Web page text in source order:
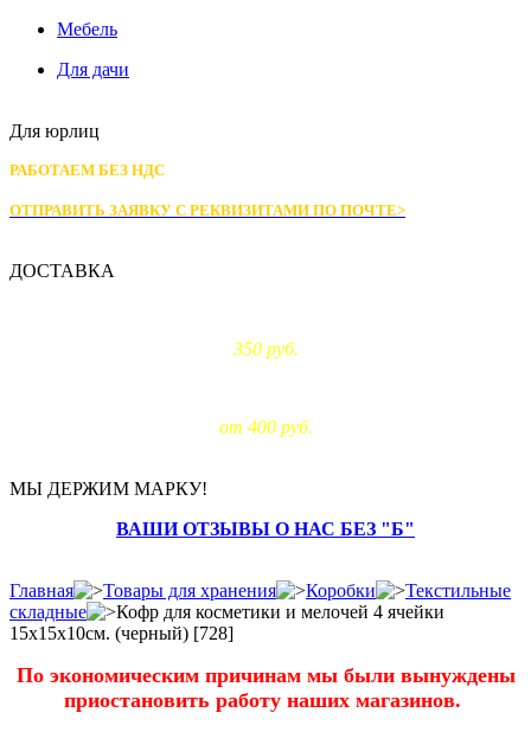
Мебель
Для дачи
Для юрлиц
РАБОТАЕМ БЕЗ НДС
ОТПРАВИТЬ ЗАЯВКУ С РЕКВИЗИТАМИ ПО ПОЧТЕ>
ДОСТАВКА
350 руб.
от 400 руб.
МЫ ДЕРЖИМ МАРКУ!
ВАШИ ОТЗЫВЫ О НАС БЕЗ "Б"
Главная Товары для хранения Коробки
Текстильные
складные
Кофр для косметики и мелочей 4 ячейки
15х15х10см. (черный) [728]
По экономическим причинам мы были вынуждены
приостановить работу наших магазинов.